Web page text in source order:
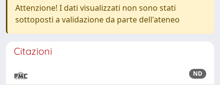
Attenzione! I dati visualizzati non sono stati
sottoposti a validazione da parte dell'ateneo
Citazioni
ND